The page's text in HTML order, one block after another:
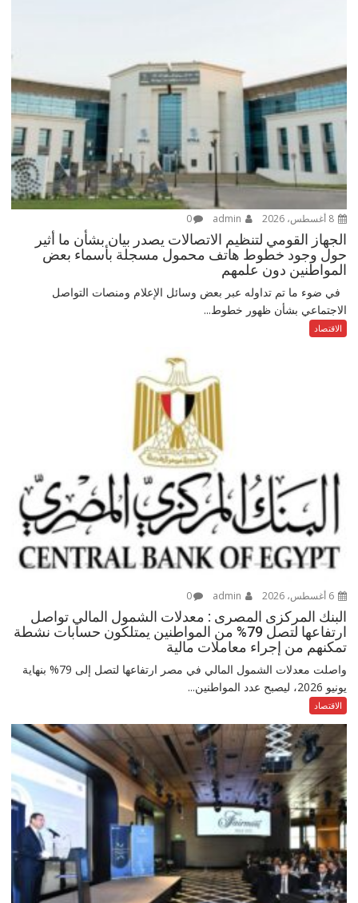
8 أغسطس، 2026 0
الجهاز القومي لتنظيم الاتصالات يصدر بيان بشأن ما أثير
حول وجود خطوط هاتف محمول مسجلة بأسماء بعض
المواطنين دون علمهم
في ضوء ما تم تداوله عبر بعض وسائل الإعلام ومنصات التواصل
الاجتماعي بشأن ظهور خطوط...
الاقتصاد
6 أغسطس، 2026 0
البنك المركزى المصرى : معدلات الشمول المالي تواصل
ارتفاعها لتصل 79% من المواطنين يمتلكون حسابات نشطة
تمكنهم من إجراء معاملات مالية
واصلت معدلات الشمول المالي في مصر ارتفاعها لتصل إلى 79% بنهاية
يونيو 2026، ليصبح عدد المواطنين...
الاقتصاد